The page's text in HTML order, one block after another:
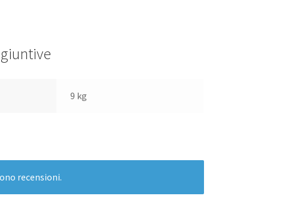
9 kg
recensioni.